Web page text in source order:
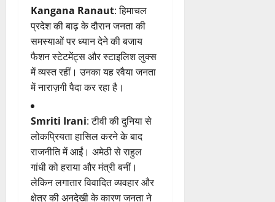
Kangana Ranaut: हिमाचल
प्रदेश की बाढ़ के दौरान जनता की
समस्याओं पर ध्यान देने की बजाय
फैशन स्टेटमेंट्स और स्टाइलिश लुक्स
में व्यस्त रहीं। उनका यह रवैया जनता
में नाराज़गी पैदा कर रहा है।
Smriti Irani: टीवी की दुनिया से
लोकप्रियता हासिल करने के बाद
राजनीति में आईं। अमेठी से राहुल
गांधी को हराया और मंत्री बनीं।
लेकिन लगातार विवादित व्यवहार और
क्षेत्र की अनदेखी के कारण जनता ने